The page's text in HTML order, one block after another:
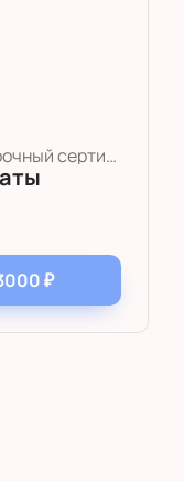
Москва, Gift certificate, Подарочный сертификат
₽